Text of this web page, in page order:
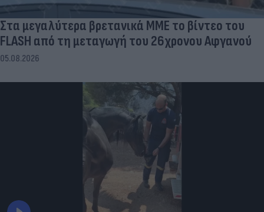
Στα μεγαλύτερα βρετανικά ΜΜΕ το βίντεο του
FLASH από τη μεταγωγή του 26χρονου Αφγανού
05.08.2026